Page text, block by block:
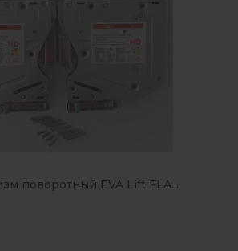
поворотный EVA Lift FLA...